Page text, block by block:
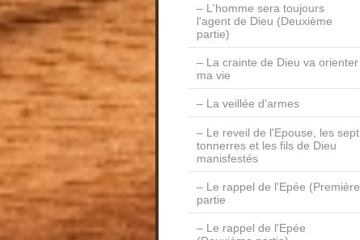
L'homme sera toujours
l'agent de Dieu (Deuxième
partie)
La crainte de Dieu va orienter
ma vie
La veillée d'armes
Le reveil de l'Epouse, les sept
tonnerres et les fils de Dieu
manisfestés
Le rappel de l'Epée (Première
partie
Le rappel de l'Epée